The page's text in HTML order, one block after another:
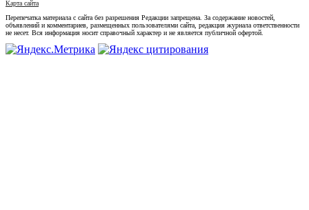
Карта сайта
Перепечатка материала с сайта без разрешения Редакции запрещена. За содержание новостей,
объявлений и комментариев, размещенных пользователями сайта, редакция журнала ответственности
не несет. Вся информация носит справочный характер и не является публичной офертой.